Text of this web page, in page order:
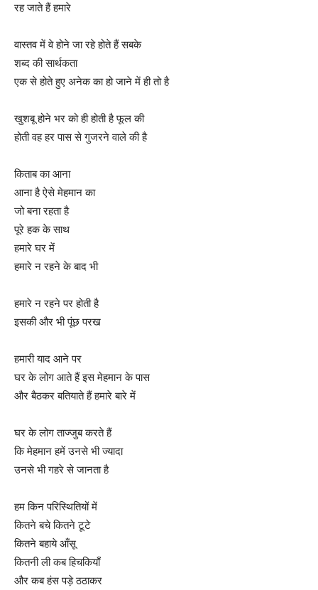
रह जाते हैं हमारे
वास्तव में वे होने जा रहे होते हैं सबके
शब्द की सार्थकता
एक से होते हुए अनेक का हो जाने में ही तो है
खुशबू होने भर को ही होती है फूल की
होती वह हर पास से गुजरने वाले की है
किताब का आना
आना है ऐसे मेहमान का
जो बना रहता है
पूरे हक के साथ
हमारे घर में
हमारे न रहने के बाद भी
हमारे न रहने पर होती है
इसकी और भी पूंछ परख
हमारी याद आने पर
घर के लोग आते हैं इस मेहमान के पास
और बैठकर बतियाते हैं हमारे बारे में
घर के लोग ताज्जुब करते हैं
कि मेहमान हमें उनसे भी ज्यादा
उनसे भी गहरे से जानता है
हम किन परिस्थितियों में
कितने बचे कितने टूटे
कितने बहाये आँसू
कितनी ली कब हिचकियाँ
और कब हंस पड़े ठठाकर